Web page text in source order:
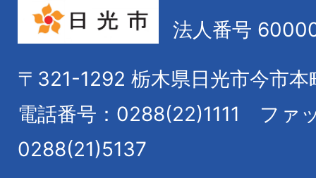
法人番号
〒321-1292 栃木県日光市今市本
電話番号：0288(22)1111
ファ
0288(21)5137